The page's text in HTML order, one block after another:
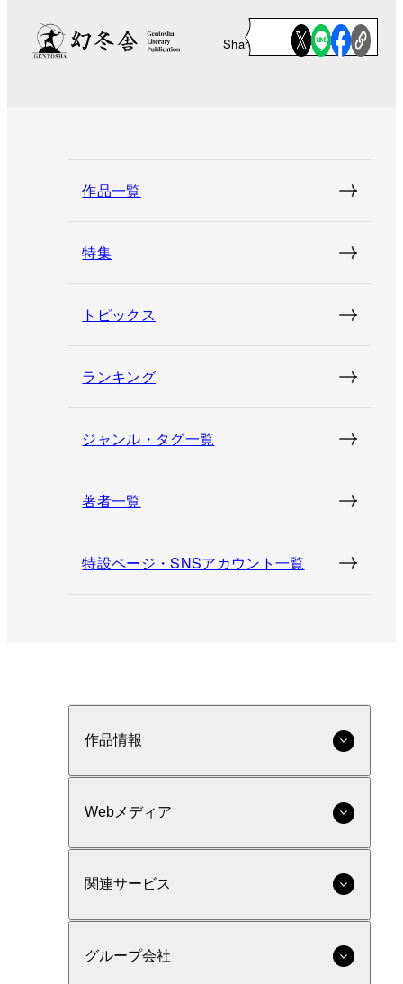
Share
作品一覧
特集
トピックス
ランキング
ジャンル・タグ一覧
著者一覧
特設ページ・SNSアカウント一覧
作品情報
Webメディア
関連サービス
グループ会社